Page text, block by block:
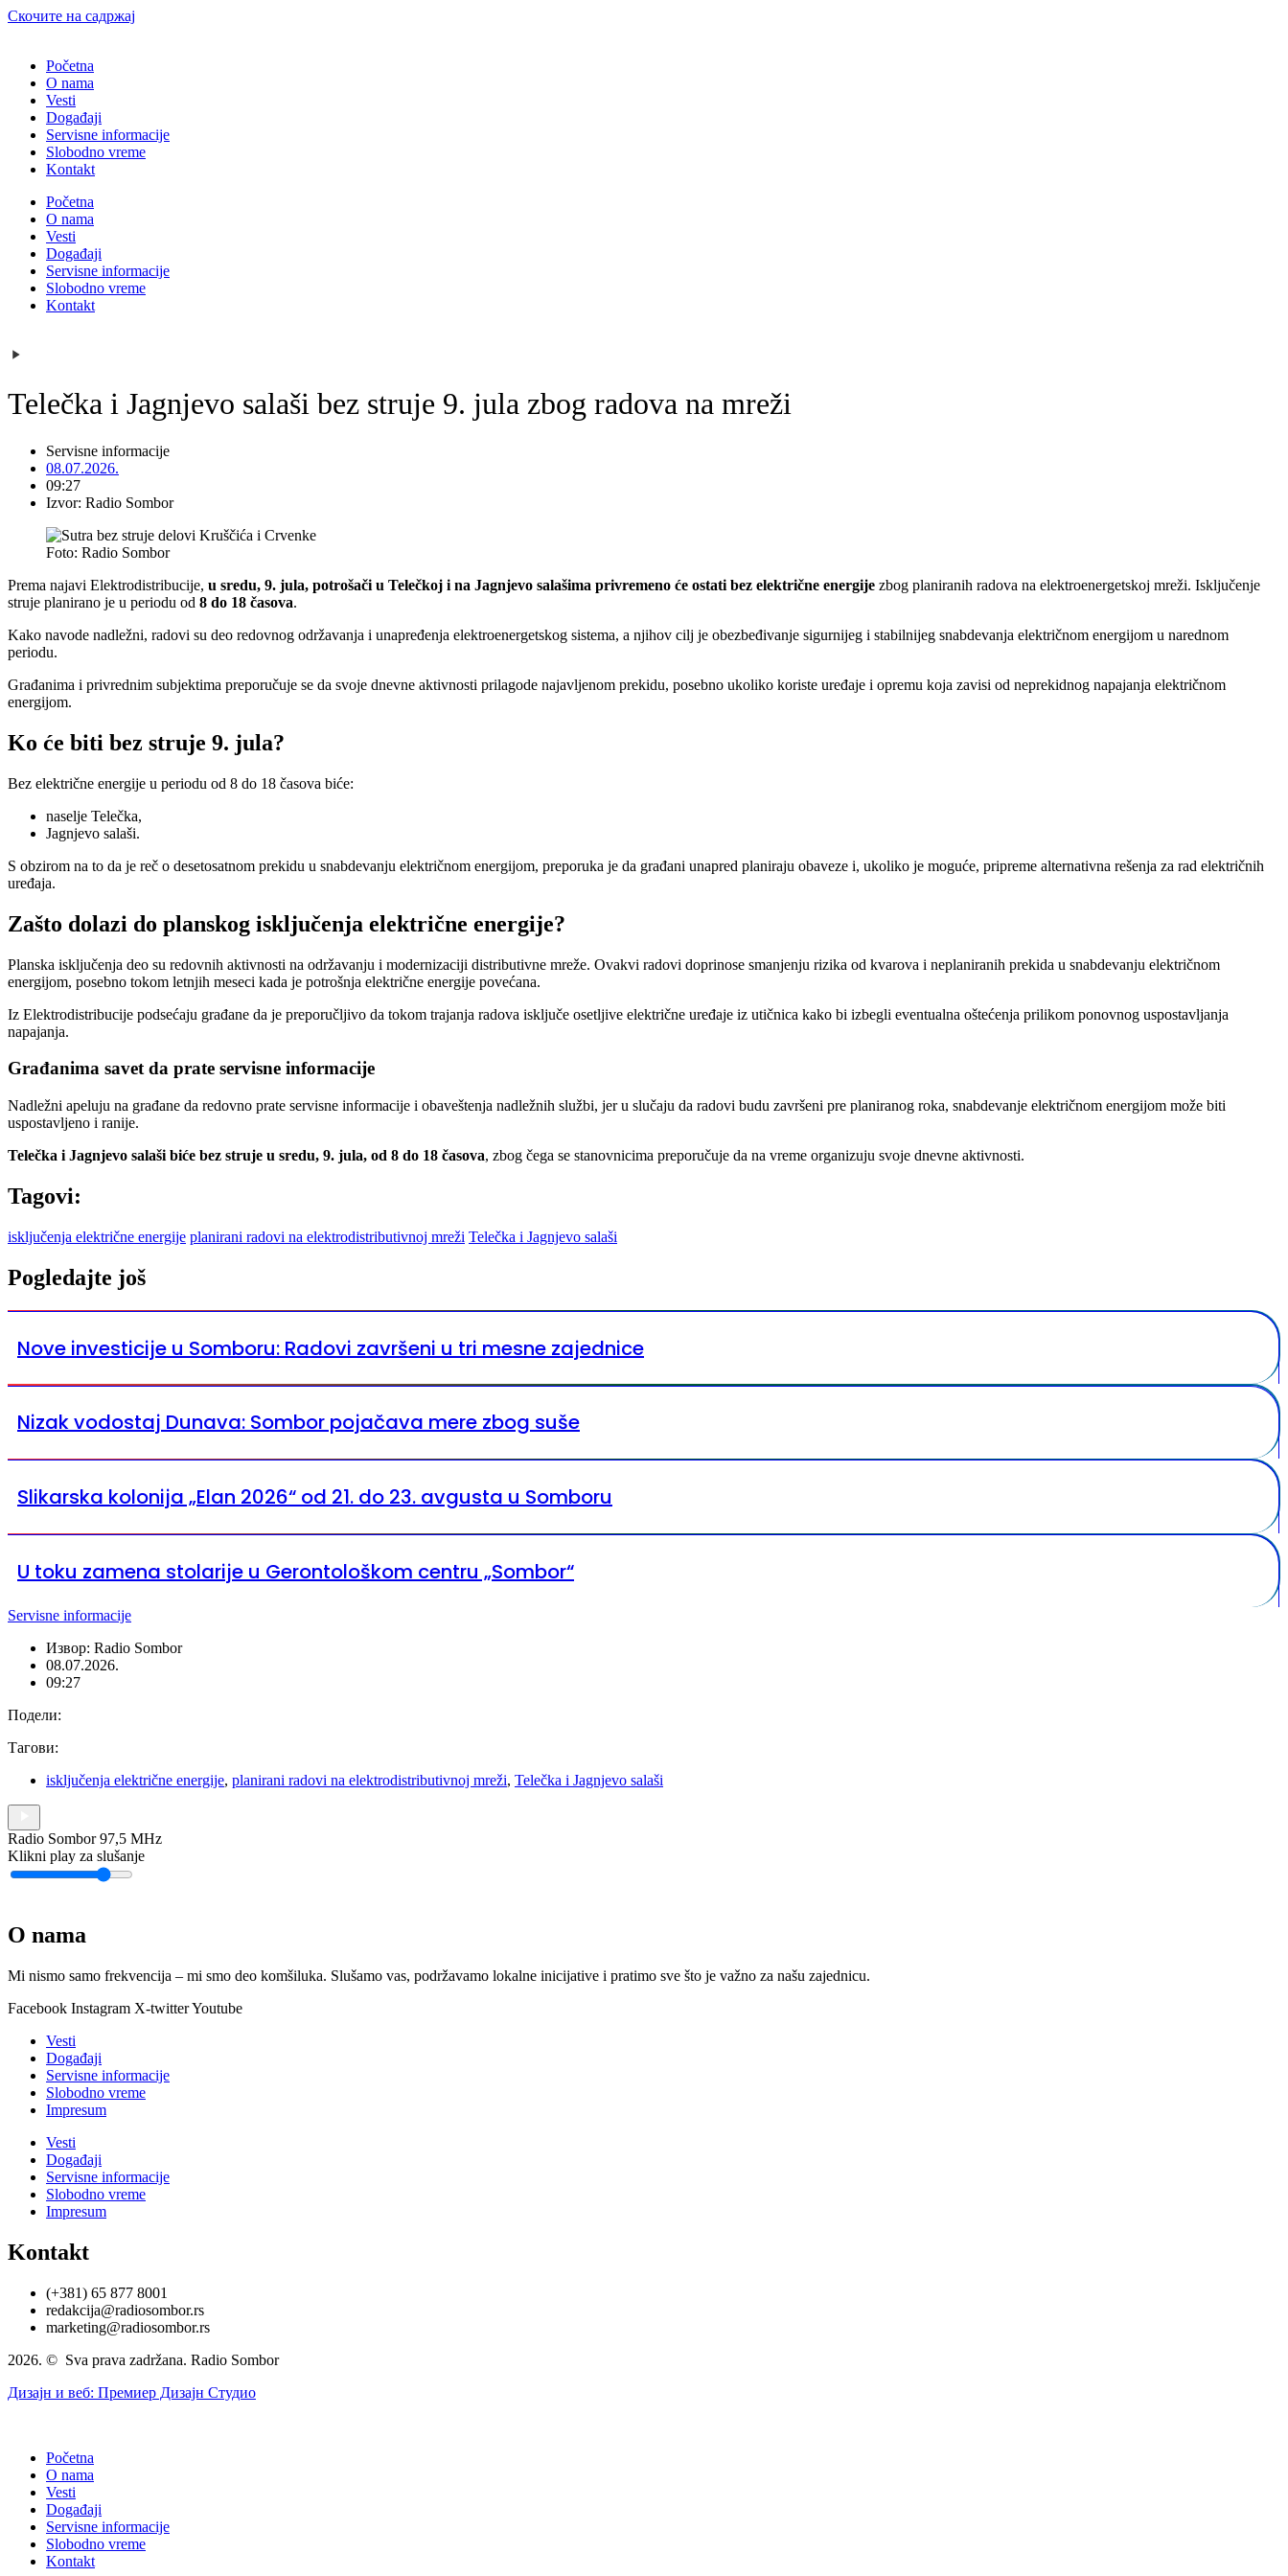
Скочите на садржај
Početna
O nama
Vesti
Događaji
Servisne informacije
Slobodno vreme
Kontakt
Početna
O nama
Vesti
Događaji
Servisne informacije
Slobodno vreme
Kontakt
Telečka i Jagnjevo salaši bez struje 9. jula zbog radova na mreži
Servisne informacije
08.07.2026.
09:27
Izvor: Radio Sombor
Foto: Radio Sombor
Prema najavi Elektrodistribucije, u sredu, 9. jula, potrošači u Telečkoj i na Jagnjevo salašima privremeno će ostati bez električne energije zbog planiranih radova na elektroenergetskoj mreži. Isključenje
struje planirano je u periodu od 8 do 18 časova.
Kako navode nadležni, radovi su deo redovnog održavanja i unapređenja elektroenergetskog sistema, a njihov cilj je obezbeđivanje sigurnijeg i stabilnijeg snabdevanja električnom energijom u narednom
periodu.
Građanima i privrednim subjektima preporučuje se da svoje dnevne aktivnosti prilagode najavljenom prekidu, posebno ukoliko koriste uređaje i opremu koja zavisi od neprekidnog napajanja električnom
energijom.
Ko će biti bez struje 9. jula?
Bez električne energije u periodu od 8 do 18 časova biće:
naselje Telečka,
Jagnjevo salaši.
S obzirom na to da je reč o desetosatnom prekidu u snabdevanju električnom energijom, preporuka je da građani unapred planiraju obaveze i, ukoliko je moguće, pripreme alternativna rešenja za rad električnih
uređaja.
Zašto dolazi do planskog isključenja električne energije?
Planska isključenja deo su redovnih aktivnosti na održavanju i modernizaciji distributivne mreže. Ovakvi radovi doprinose smanjenju rizika od kvarova i neplaniranih prekida u snabdevanju električnom
energijom, posebno tokom letnjih meseci kada je potrošnja električne energije povećana.
Iz Elektrodistribucije podsećaju građane da je preporučljivo da tokom trajanja radova isključe osetljive električne uređaje iz utičnica kako bi izbegli eventualna oštećenja prilikom ponovnog uspostavljanja
napajanja.
Građanima savet da prate servisne informacije
Nadležni apeluju na građane da redovno prate servisne informacije i obaveštenja nadležnih službi, jer u slučaju da radovi budu završeni pre planiranog roka, snabdevanje električnom energijom može biti
uspostavljeno i ranije.
Telečka i Jagnjevo salaši biće bez struje u sredu, 9. jula, od 8 do 18 časova, zbog čega se stanovnicima preporučuje da na vreme organizuju svoje dnevne aktivnosti.
Tagovi:
isključenja električne energije planirani radovi na elektrodistributivnoj mreži Telečka i Jagnjevo salaši
Pogledajte još
Nove investicije u Somboru: Radovi završeni u tri mesne zajednice
Nizak vodostaj Dunava: Sombor pojačava mere zbog suše
Slikarska kolonija „Elan 2026“ od 21. do 23. avgusta u Somboru
U toku zamena stolarije u Gerontološkom centru „Sombor“
Servisne informacije
Извор: Radio Sombor
08.07.2026.
09:27
Подели:
Тагови:
isključenja električne energije, planirani radovi na elektrodistributivnoj mreži, Telečka i Jagnjevo salaši
Radio Sombor 97,5 MHz
Klikni play za slušanje
O nama
Mi nismo samo frekvencija – mi smo deo komšiluka. Slušamo vas, podržavamo lokalne inicijative i pratimo sve što je važno za našu zajednicu.
Facebook Instagram X-twitterYoutube
Vesti
Događaji
Servisne informacije
Slobodno vreme
Impresum
Vesti
Događaji
Servisne informacije
Slobodno vreme
Impresum
Kontakt
(+381) 65 877 8001
redakcija@radiosombor.rs
marketing@radiosombor.rs
2026. © Sva prava zadržana. Radio Sombor
Дизајн и веб: Премиер Дизајн Студио
Početna
O nama
Vesti
Događaji
Servisne informacije
Slobodno vreme
Kontakt